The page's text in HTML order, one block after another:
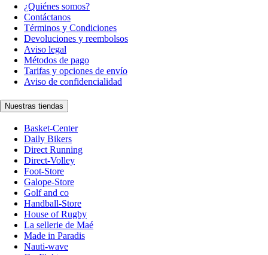
¿Quiénes somos?
Contáctanos
Términos y Condiciones
Devoluciones y reembolsos
Aviso legal
Métodos de pago
Tarifas y opciones de envío
Aviso de confidencialidad
Nuestras tiendas
Basket-Center
Daily Bikers
Direct Running
Direct-Volley
Foot-Store
Galope-Store
Golf and co
Handball-Store
House of Rugby
La sellerie de Maé
Made in Paradis
Nauti-wave